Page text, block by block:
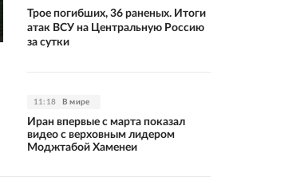
Трое погибших, 36 раненых. Итоги
атак ВСУ на Центральную Россию
за сутки
11:18 В мире
Иран впервые с марта показал
видео с верховным лидером
Моджтабой Хаменеи